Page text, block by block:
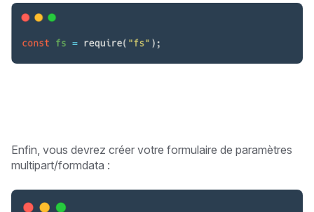
Enfin, vous devrez créer votre formulaire de paramètres
multipart/formdata :